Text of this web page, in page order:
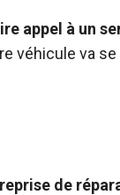
appel à un
véhicule va
de